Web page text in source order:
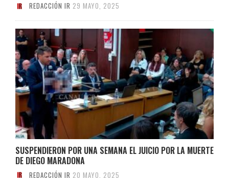
REDACCIÓN IR 29 MAYO, 2025
SUSPENDIERON POR UNA SEMANA EL JUICIO POR LA MUERTE
DE DIEGO MARADONA
REDACCIÓN IR 20 MAYO, 2025